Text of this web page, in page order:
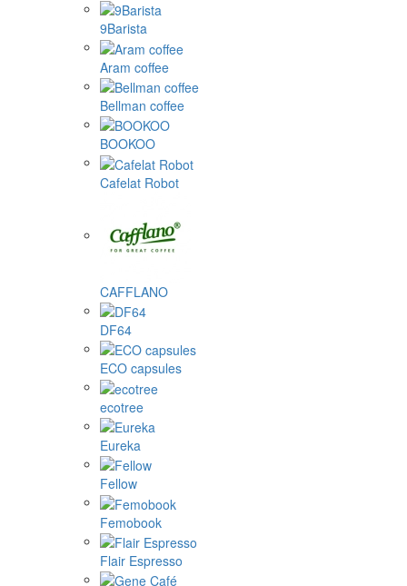
9Barista
Aram coffee
Bellman coffee
BOOKOO
Cafelat Robot
CAFFLANO
DF64
ECO capsules
ecotree
Eureka
Fellow
Femobook
Flair Espresso